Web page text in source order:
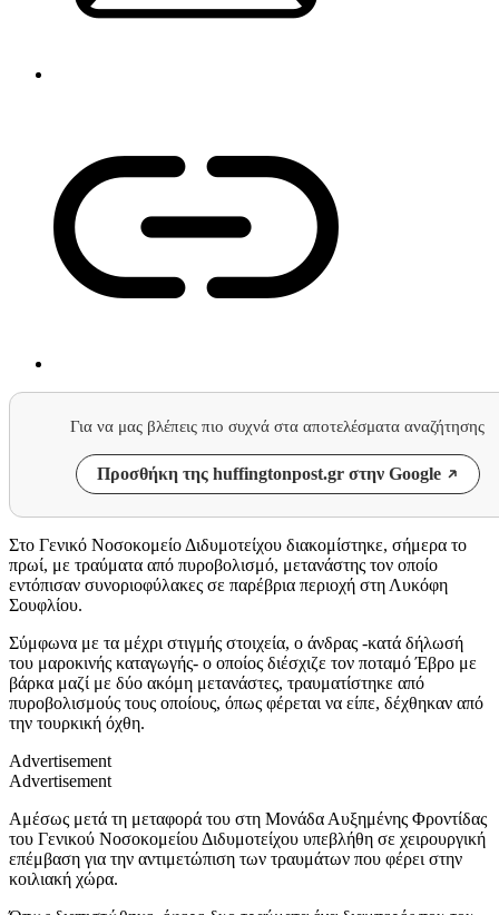
Για να μας βλέπεις πιο συχνά στα αποτελέσματα αναζήτησης
Προσθήκη της huffingtonpost.gr στην Google
Στο Γενικό Νοσοκομείο Διδυμοτείχου διακομίστηκε, σήμερα το
πρωί, με τραύματα από πυροβολισμό, μετανάστης τον οποίο
εντόπισαν συνοριοφύλακες σε παρέβρια περιοχή στη Λυκόφη
Σουφλίου.
Σύμφωνα με τα μέχρι στιγμής στοιχεία, ο άνδρας -κατά δήλωσή
του μαροκινής καταγωγής- ο οποίος διέσχιζε τον ποταμό Έβρο με
βάρκα μαζί με δύο ακόμη μετανάστες, τραυματίστηκε από
πυροβολισμούς τους οποίους, όπως φέρεται να είπε, δέχθηκαν από
την τουρκική όχθη.
Advertisement
Advertisement
Αμέσως μετά τη μεταφορά του στη Μονάδα Αυξημένης Φροντίδας
του Γενικού Νοσοκομείου Διδυμοτείχου υπεβλήθη σε χειρουργική
επέμβαση για την αντιμετώπιση των τραυμάτων που φέρει στην
κοιλιακή χώρα.